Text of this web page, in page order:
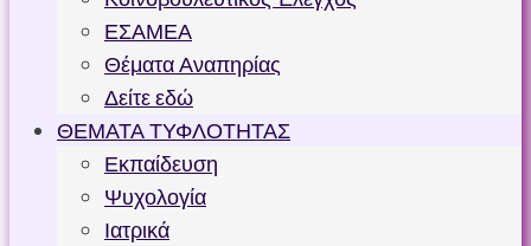
ΕΣΑΜΕΑ
Θέματα Αναπηρίας
Δείτε εδώ
ΘΕΜΑΤΑ ΤΥΦΛΟΤΗΤΑΣ
Εκπαίδευση
Ψυχολογία
Ιατρικά